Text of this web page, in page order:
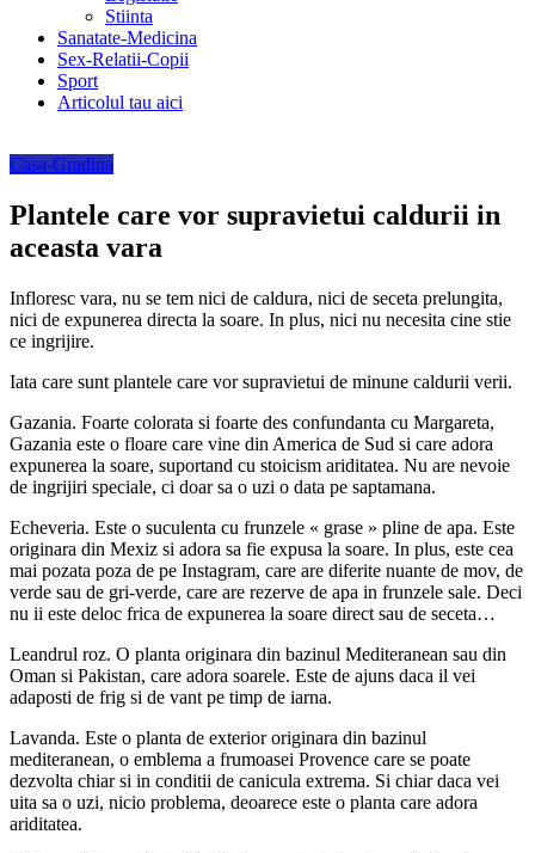
Stiinta
Sanatate-Medicina
Sex-Relatii-Copii
Sport
Articolul tau aici
Casa-Gradina
Plantele care vor supravietui caldurii in
aceasta vara
Infloresc vara, nu se tem nici de caldura, nici de seceta prelungita,
nici de expunerea directa la soare. In plus, nici nu necesita cine stie
ce ingrijire.
Iata care sunt plantele care vor supravietui de minune caldurii verii.
Gazania. Foarte colorata si foarte des confundanta cu Margareta,
Gazania este o floare care vine din America de Sud si care adora
expunerea la soare, suportand cu stoicism ariditatea. Nu are nevoie
de ingrijiri speciale, ci doar sa o uzi o data pe saptamana.
Echeveria. Este o suculenta cu frunzele « grase » pline de apa. Este
originara din Mexiz si adora sa fie expusa la soare. In plus, este cea
mai pozata poza de pe Instagram, care are diferite nuante de mov, de
verde sau de gri-verde, care are rezerve de apa in frunzele sale. Deci
nu ii este deloc frica de expunerea la soare direct sau de seceta…
Leandrul roz. O planta originara din bazinul Mediteranean sau din
Oman si Pakistan, care adora soarele. Este de ajuns daca il vei
adaposti de frig si de vant pe timp de iarna.
Lavanda. Este o planta de exterior originara din bazinul
mediteranean, o emblema a frumoasei Provence care se poate
dezvolta chiar si in conditii de canicula extrema. Si chiar daca vei
uita sa o uzi, nicio problema, deoarece este o planta care adora
ariditatea.